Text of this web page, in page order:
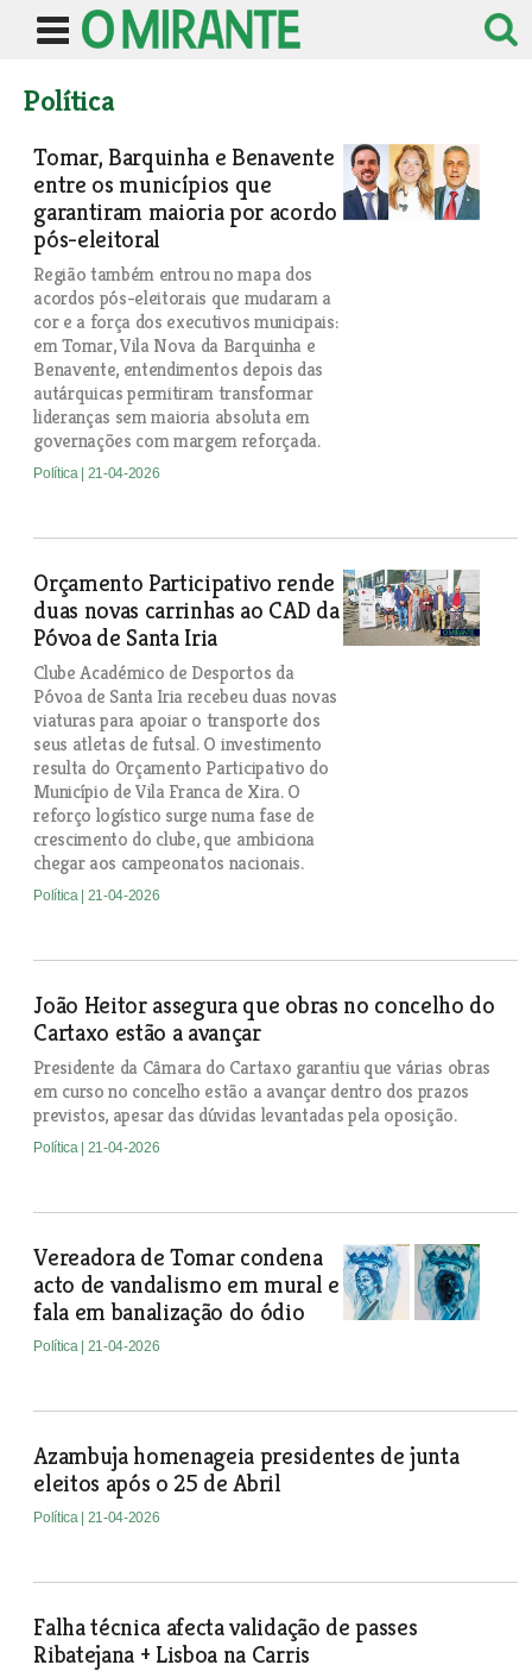
Política
Tomar, Barquinha e Benavente
entre os municípios que
garantiram maioria por acordo
pós-eleitoral
Região também entrou no mapa dos
acordos pós-eleitorais que mudaram a
cor e a força dos executivos municipais:
em Tomar, Vila Nova da Barquinha e
Benavente, entendimentos depois das
autárquicas permitiram transformar
lideranças sem maioria absoluta em
governações com margem reforçada.
Política | 21-04-2026
Orçamento Participativo rende
duas novas carrinhas ao CAD da
Póvoa de Santa Iria
Clube Académico de Desportos da
Póvoa de Santa Iria recebeu duas novas
viaturas para apoiar o transporte dos
seus atletas de futsal. O investimento
resulta do Orçamento Participativo do
Município de Vila Franca de Xira. O
reforço logístico surge numa fase de
crescimento do clube, que ambiciona
chegar aos campeonatos nacionais.
Política | 21-04-2026
João Heitor assegura que obras no concelho do
Cartaxo estão a avançar
Presidente da Câmara do Cartaxo garantiu que várias obras
em curso no concelho estão a avançar dentro dos prazos
previstos, apesar das dúvidas levantadas pela oposição.
Política | 21-04-2026
Vereadora de Tomar condena
acto de vandalismo em mural e
fala em banalização do ódio
Política | 21-04-2026
Azambuja homenageia presidentes de junta
eleitos após o 25 de Abril
Política | 21-04-2026
Falha técnica afecta validação de passes
Ribatejana + Lisboa na Carris